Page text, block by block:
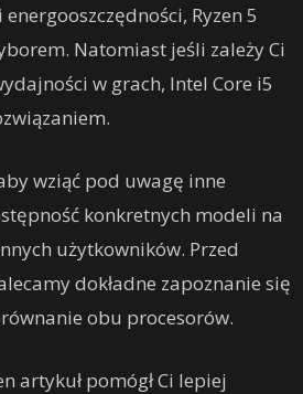
Ryzen 5
Natomiast jeśli zależy Ci
w grach, Intel Core i5
wziąć pod uwagę inne
konkretnych modeli na
użytkowników. Przed
dokładne zapoznanie się
obu procesorów.
artykuł pomógł Ci lepiej